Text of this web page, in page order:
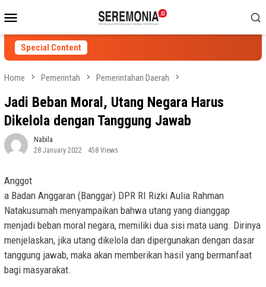
to
contentMenu
Special Content
Home Pemerintah Pemerintahan Daerah
Jadi Beban Moral, Utang Negara Harus
Dikelola dengan Tanggung Jawab
Nabila
28 January 2022
458 Views
Anggot
a Badan Anggaran (Banggar) DPR RI Rizki Aulia Rahman
Natakusumah menyampaikan bahwa utang yang dianggap
menjadi beban moral negara, memiliki dua sisi mata uang. Dirinya
menjelaskan, jika utang dikelola dan dipergunakan dengan dasar
tanggung jawab, maka akan memberikan hasil yang bermanfaat
bagi masyarakat.